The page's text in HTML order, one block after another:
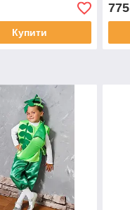
Купити
775